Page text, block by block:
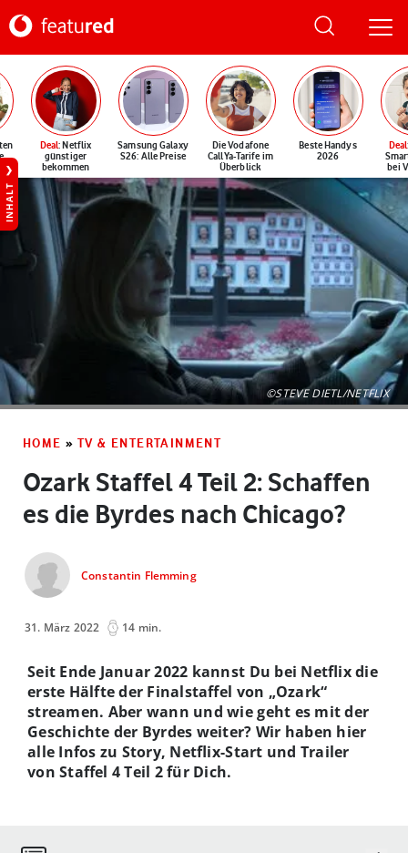
Deal: Netflix
günstiger
bekommen
Samsung Galaxy
S26: Alle Preise
Die Vodafone
CallYa-Tarife im
Überblick
Beste Handys
2026
Deal
bei
INHALT
©STEVE DIETL/NETFLIX
HOME » TV & ENTERTAINMENT
Ozark Staffel 4 Teil 2: Schaffen
es die Byrdes nach Chicago?
Constantin Flemming
31. März 2022 14 min.
Seit Ende Januar 2022 kannst Du bei Netflix die
erste Hälfte der Finalstaffel von „Ozark“
streamen. Aber wann und wie geht es mit der
Geschichte der Byrdes weiter? Wir haben hier
alle Infos zu Story, Netflix-Start und Trailer
von Staffel 4 Teil 2 für Dich.